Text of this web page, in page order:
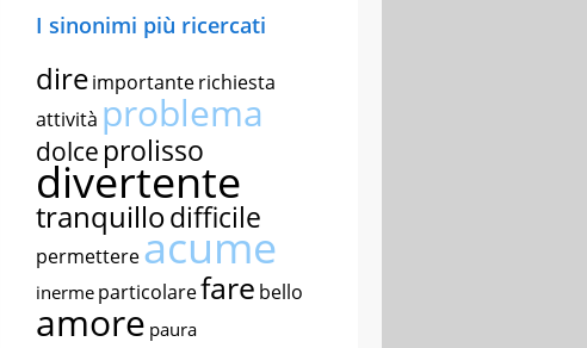
I sinonimi più ricercati
direimportanterichiesta
attività problema
dolce prolisso
divertente
tranquillodifficile
permettereacume
inerme particolarefare bello
amore paura